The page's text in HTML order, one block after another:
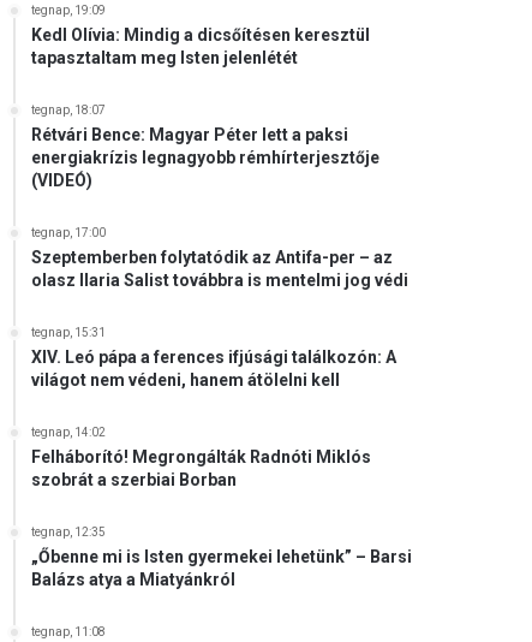
tegnap, 19:09
Kedl Olívia: Mindig a dicsőítésen keresztül
tapasztaltam meg Isten jelenlétét
tegnap, 18:07
Rétvári Bence: Magyar Péter lett a paksi
energiakrízis legnagyobb rémhírterjesztője
(VIDEÓ)
tegnap, 17:00
Szeptemberben folytatódik az Antifa-per – az
olasz Ilaria Salist továbbra is mentelmi jog védi
tegnap, 15:31
XIV. Leó pápa a ferences ifjúsági találkozón: A
világot nem védeni, hanem átölelni kell
tegnap, 14:02
Felháborító! Megrongálták Radnóti Miklós
szobrát a szerbiai Borban
tegnap, 12:35
„Őbenne mi is Isten gyermekei lehetünk” – Barsi
Balázs atya a Miatyánkról
tegnap, 11:08